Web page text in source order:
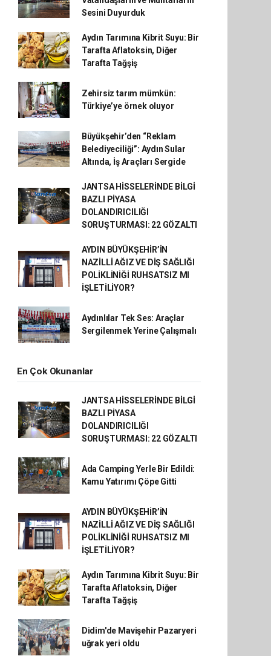
Sesini Duyurduk
Aydın Tarımına Kibrit Suyu: Bir
Tarafta Aflatoksin, Diğer
Tarafta Tağşiş
Zehirsiz tarım mümkün:
Türkiye’ye örnek oluyor
Büyükşehir’den “Reklam
Belediyeciliği”: Aydın Sular
Altında, İş Araçları Sergide
JANTSA HİSSELERİNDE BİLGİ
BAZLI PİYASA
DOLANDIRICILIĞI
SORUŞTURMASI: 22 GÖZALTI
AYDIN BÜYÜKŞEHİR’İN
NAZİLLİ AĞIZ VE DİŞ SAĞLIĞI
POLİKLİNİĞİ RUHSATSIZ MI
İŞLETİLİYOR?
Aydınlılar Tek Ses: Araçlar
Sergilenmek Yerine Çalışmalı
En Çok Okunanlar
JANTSA HİSSELERİNDE BİLGİ
BAZLI PİYASA
DOLANDIRICILIĞI
SORUŞTURMASI: 22 GÖZALTI
Ada Camping Yerle Bir Edildi:
Kamu Yatırımı Çöpe Gitti
AYDIN BÜYÜKŞEHİR’İN
NAZİLLİ AĞIZ VE DİŞ SAĞLIĞI
POLİKLİNİĞİ RUHSATSIZ MI
İŞLETİLİYOR?
Aydın Tarımına Kibrit Suyu: Bir
Tarafta Aflatoksin, Diğer
Tarafta Tağşiş
Didim'de Mavişehir Pazaryeri
uğrak yeri oldu